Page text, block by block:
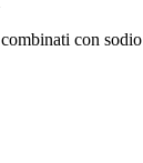
con sodio